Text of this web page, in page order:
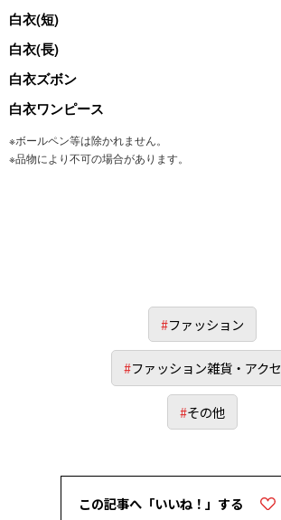
白衣(短)
白衣(長)
白衣ズボン
白衣ワンピース
※ボールペン等は除かれません。
※品物により不可の場合があります。
#ファッション
#ファッション雑貨・アクセ
#その他
この記事へ「いいね！」する